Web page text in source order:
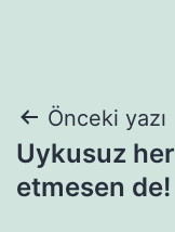
Yazı
Önceki yazı
Uykusuz
etmesen de!